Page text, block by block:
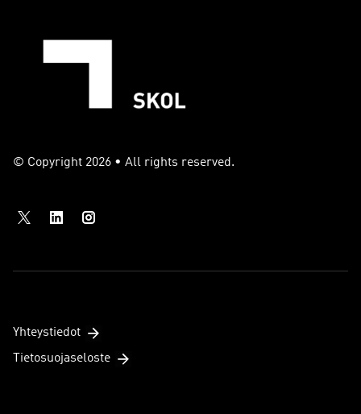
© Copyright 2026 • All rights reserved.
Yhteystiedot
Tietosuojaseloste